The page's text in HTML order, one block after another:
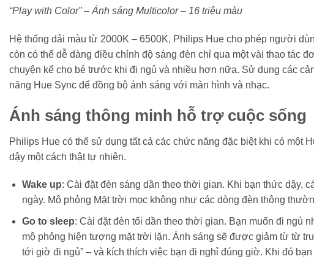
“Play with Color” – Ánh sáng Multicolor – 16 triệu màu
Hệ thống dải màu từ 2000K – 6500K, Philips Hue cho phép người
còn có thể dễ dàng điều chỉnh độ sáng đèn chỉ qua một vài thao tác
chuyện kể cho bé trước khi đi ngủ và nhiều hơn nữa. Sử dụng các
năng Hue Sync để đồng bộ ánh sáng với màn hình và nhạc.
Ánh sáng thông minh hỗ trợ cuộc sống
Philips Hue có thể sử dụng tất cả các chức năng đặc biệt khi có một
dậy một cách thật tự nhiên.
Wake up: Cài đặt đèn sáng dần theo thời gian. Khi bạn thức dậy,
ngày. Mô phỏng Mặt trời mọc không như các dòng đèn thông
Go to sleep: Cài đặt đèn tối dần theo thời gian. Bạn muốn đi ngủ
mộ phỏng hiện tượng mặt trời lặn. Ánh sáng sẽ được giảm từ từ
tới giờ đi ngủ” – và kích thích việc bạn đi nghỉ đúng giờ. Khi đó